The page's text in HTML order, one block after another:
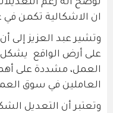
توضح أنه رغم
ان الاشكالية تكمن
وتشير عبد العزيز إلى
على أرض الواقع يشكل
العمل، مشددة على
العاملين في سوق
وتعتبر أن التعديل